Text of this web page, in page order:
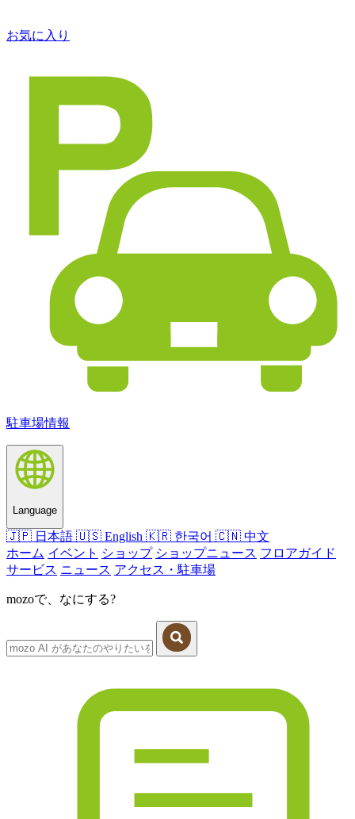
お気に入り
駐車場情報
Language
🇯🇵 日本語 🇺🇸 English 🇰🇷 한국어 🇨🇳 中文
ホーム イベント ショップ ショップニュース フロアガイド
サービス ニュース アクセス・駐車場
mozoで、なにする?